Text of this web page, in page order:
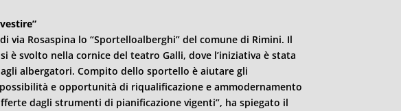
via Rosaspina lo “Sportelloalberghi” del comune di Rimini. Il
è svolto nella cornice del teatro Galli, dove l’iniziativa è stata
albergatori. Compito dello sportello è aiutare gli
e opportunità di riqualificazione e ammodernamento
dagli strumenti di pianificazione vigenti”, ha spiegato il